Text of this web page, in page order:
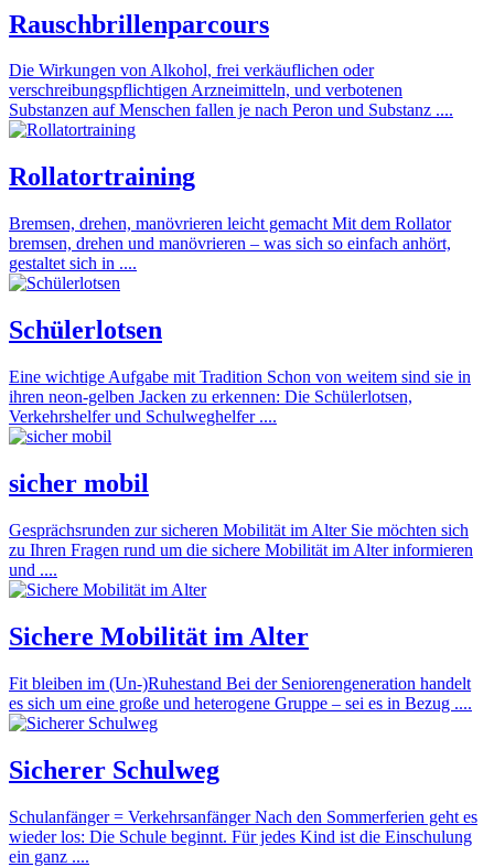
Rauschbrillenparcours
Die Wirkungen von Alkohol, frei verkäuflichen oder
verschreibungspflichtigen Arzneimitteln, und verbotenen
Substanzen auf Menschen fallen je nach Peron und Substanz ....
Rollatortraining
Bremsen, drehen, manövrieren leicht gemacht Mit dem Rollator
bremsen, drehen und manövrieren – was sich so einfach anhört,
gestaltet sich in ....
Schülerlotsen
Eine wichtige Aufgabe mit Tradition Schon von weitem sind sie in
ihren neon-gelben Jacken zu erkennen: Die Schülerlotsen,
Verkehrshelfer und Schulweghelfer ....
sicher mobil
Gesprächsrunden zur sicheren Mobilität im Alter Sie möchten sich
zu Ihren Fragen rund um die sichere Mobilität im Alter informieren
und ....
Sichere Mobilität im Alter
Fit bleiben im (Un-)Ruhestand Bei der Seniorengeneration handelt
es sich um eine große und heterogene Gruppe – sei es in Bezug ....
Sicherer Schulweg
Schulanfänger = Verkehrsanfänger Nach den Sommerferien geht es
wieder los: Die Schule beginnt. Für jedes Kind ist die Einschulung
ein ganz ....